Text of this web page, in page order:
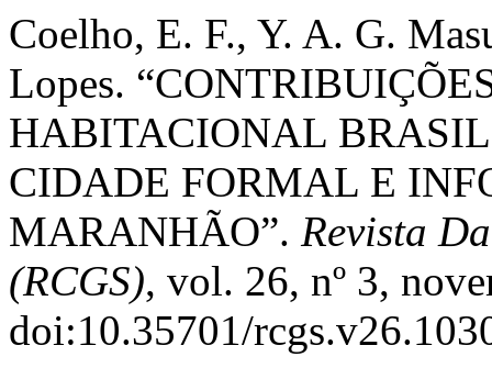
Coelho, E. F., Y. A. G.
Lopes.
HABITACIONAL
CIDADE FORMAL E
MARANHÃO”. Revista
(RCGS), vol. 26, nº 3,
doi:10.35701/